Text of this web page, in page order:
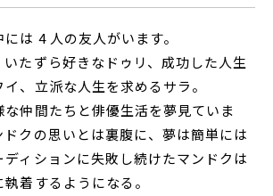
は 4 人の友人がいます。
たずら好きなドゥリ、成功した人生
、立派な人生を求めるサラ。
仲間たちと俳優生活を夢見ていま
ドクの思いとは裏腹に、夢は簡単には
ィションに失敗し続けたマンドクは
着するようになる。